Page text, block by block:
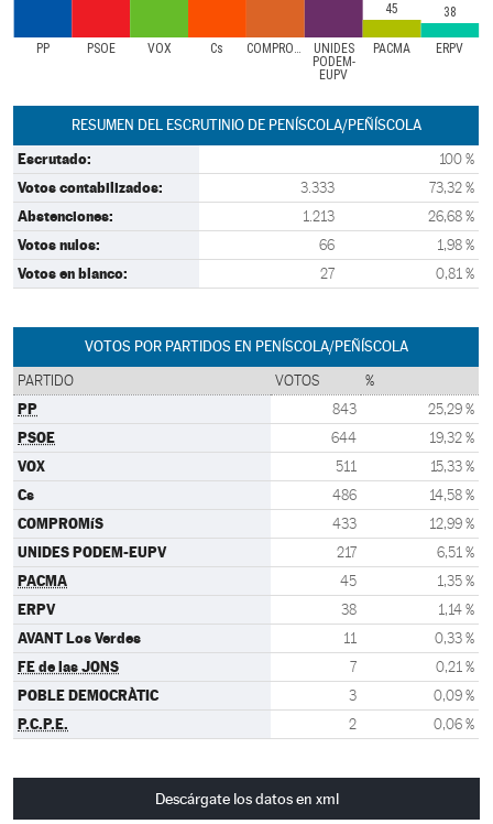
PP PSOE VOX Cs COMPROMíS
UNIDES
PODEM-
EUPV
PACMA ERPV
45 38
RESUMEN DEL ESCRUTINIO DE PENÍSCOLA/PEÑÍSCOLA
Escrutado: 100 %
Votos contabilizados: 3.333 73,32 %
Abstenciones: 1.213 26,68 %
Votos nulos: 66 1,98 %
Votos en blanco: 27 0,81 %
VOTOS POR PARTIDOS EN PENÍSCOLA/PEÑÍSCOLA
PARTIDO VOTOS %
PP 843 25,29 %
PSOE 644 19,32 %
VOX 511 15,33 %
Cs 486 14,58 %
COMPROMíS 433 12,99 %
UNIDES PODEM-EUPV 217 6,51 %
PACMA 45 1,35 %
ERPV 38 1,14 %
AVANT Los Verdes 11 0,33 %
FE de las JONS 7 0,21 %
POBLE DEMOCRÀTIC 3 0,09 %
P.C.P.E. 2 0,06 %
Descárgate los datos en xml